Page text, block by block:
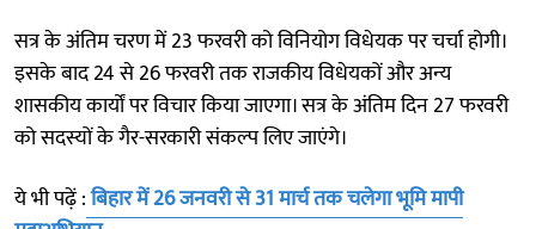
सत्र के अंतिम चरण में 23 फरवरी को विनियोग विधेयक पर चर्चा होगी।
इसके बाद 24 से 26 फरवरी तक राजकीय विधेयकों और अन्य
शासकीय कार्यों पर विचार किया जाएगा। सत्र के अंतिम दिन 27 फरवरी
को सदस्यों के गैर-सरकारी संकल्प लिए जाएंगे।
ये भी पढ़ें :बिहार में 26 जनवरी से 31 मार्च तक चलेगा भूमि मापी